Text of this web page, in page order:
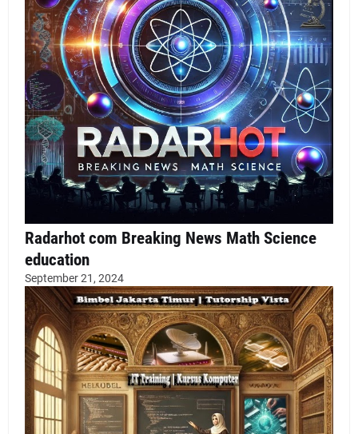
Radarhot com Breaking News Math Science
education
September 21, 2024